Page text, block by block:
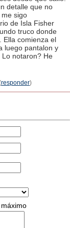
detalle que no
sigo
de Isla Fisher
truco donde
Ella comienza el
luego pantalon y
Lo notaron? He
responder)